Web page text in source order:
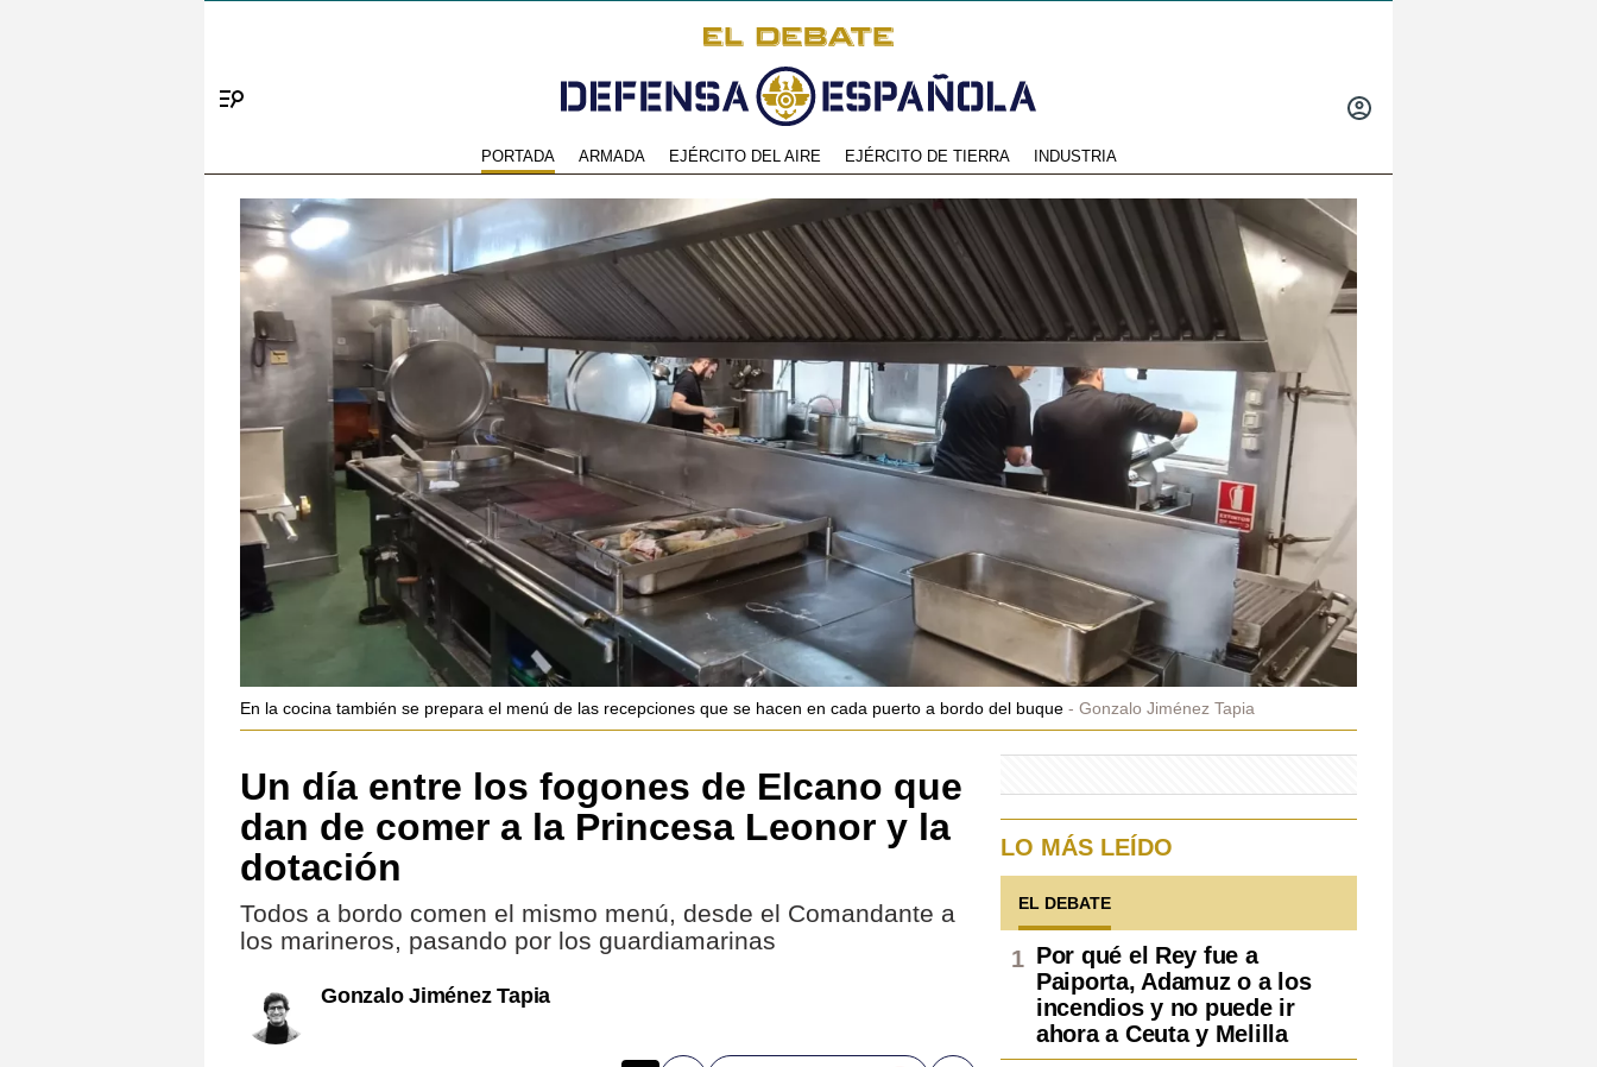
PORTADA ARMADA EJÉRCITO DEL AIRE EJÉRCITO DE TIERRA INDUSTRIA
En la cocina también se prepara el menú de las recepciones que se hacen en cada puerto a bordo del buque Gonzalo Jiménez Tapia
Un día entre los fogones de Elcano que
dan de comer a la Princesa Leonor y la
dotación
Todos a bordo comen el mismo menú, desde el Comandante a
los marineros, pasando por los guardiamarinas
Gonzalo Jiménez Tapia
LO MÁS LEÍDO
EL DEBATE
Por qué el Rey fue a
Paiporta, Adamuz o a los
incendios y no puede ir
ahora a Ceuta y Melilla